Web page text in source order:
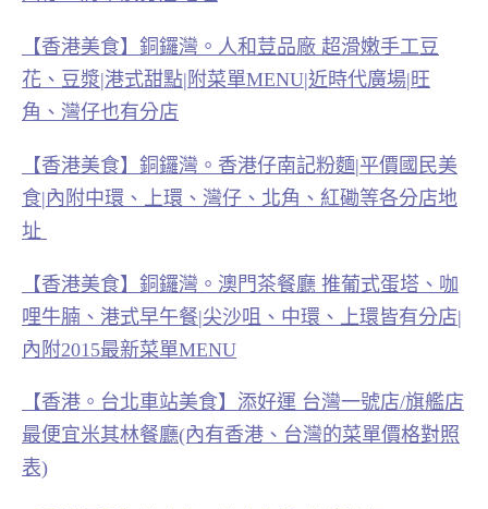
【香港美食】銅鑼灣。人和荳品廠 超滑嫩手工豆
花、豆漿|港式甜點|附菜單MENU|近時代廣場|旺
角、灣仔也有分店
【香港美食】銅鑼灣。香港仔南記粉麵|平價國民美
食|內附中環、上環、灣仔、北角、紅磡等各分店地
址
【香港美食】銅鑼灣。澳門茶餐廳 推葡式蛋塔、咖
哩牛腩、港式早午餐|尖沙咀、中環、上環皆有分店|
內附2015最新菜單MENU
【香港。台北車站美食】添好運 台灣一號店/旗艦店
最便宜米其林餐廳(內有香港、台灣的菜單價格對照
表)